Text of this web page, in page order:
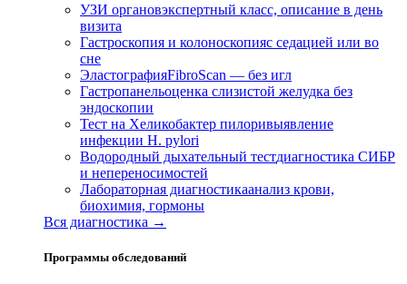
УЗИ органовэкспертный класс, описание в день
визита
Гастроскопия и колоноскопияс седацией или во
сне
ЭластографияFibroScan — без игл
Гастропанельоценка слизистой желудка без
эндоскопии
Тест на Хеликобактер пилоривыявление
инфекции H. pylori
Водородный дыхательный тестдиагностика СИБР
и непереносимостей
Лабораторная диагностикаанализ крови,
биохимия, гормоны
Вся диагностика →
Программы обследований